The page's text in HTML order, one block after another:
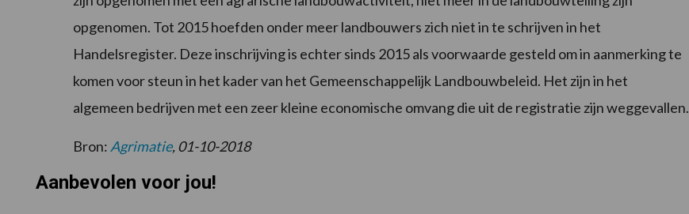
opgenomen. Tot 2015 hoefden onder meer landbouwers zich niet in te schrijven in het
Handelsregister. Deze inschrijving is echter sinds 2015 als voorwaarde gesteld om in aanmerking te
komen voor steun in het kader van het Gemeenschappelijk Landbouwbeleid. Het zijn in het
algemeen bedrijven met een zeer kleine economische omvang die uit de registratie zijn weggevallen.
Bron: Agrimatie, 01-10-2018
Aanbevolen voor jou!